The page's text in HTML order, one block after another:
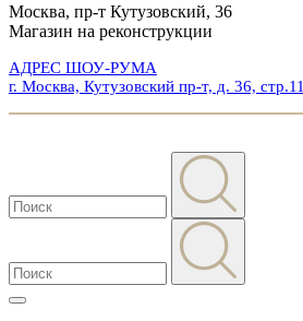
Москва, пр-т Кутузовский, 36
Магазин на реконструкции
АДРЕС ШОУ-РУМА
г. Москва, Кутузовский пр-т, д. 36, стр.11